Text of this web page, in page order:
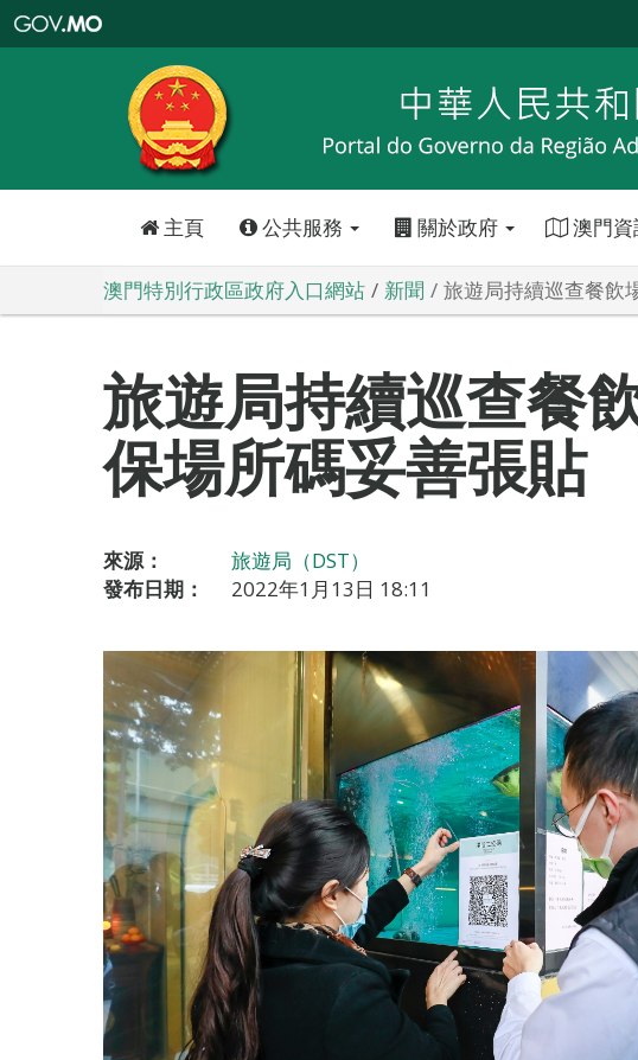
特
政
區
政
口
主頁 公共服務 關於政府 澳門資
澳門特別行政區政府入口網站 新聞 旅遊局持續巡查餐飲
旅遊局持續巡查餐
保場所碼妥善張貼
來源：
旅遊局（DST）
發布日期：
2022年1月13日 18:11